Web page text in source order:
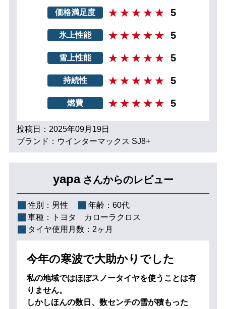
価格満足度 5
氷上性能 5
雪上性能 5
持続性 5
燃費 5
投稿日：2025年09月19日
ブランド：ウインターマックス SJ8+
yapa さんからのレビュー
性別： 男性 年齢： 60代
車種：
トヨタ カローラクロス
タイヤ使用月数： 2ヶ月
今年の寒波で大助かりでした
私の地域ではほぼスノータイヤを使うことは有
りません。
しかしほんの数日、数センチの雪が積もった